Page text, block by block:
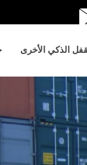
الذكي الأخرى